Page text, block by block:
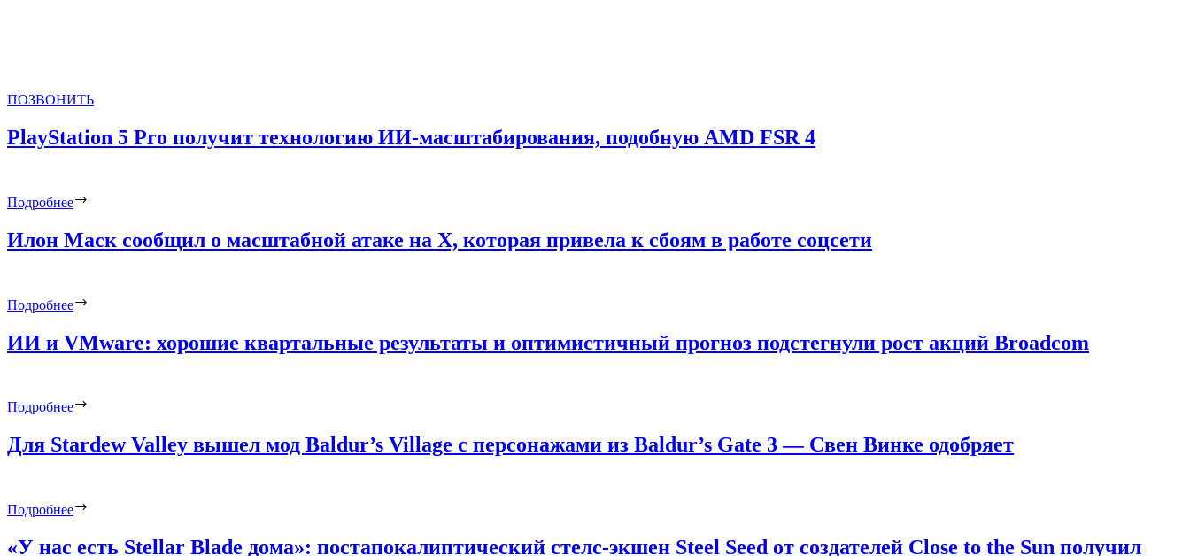
ПОЗВОНИТЬ
PlayStation 5 Pro получит технологию ИИ-масштабирования, подобную AMD FSR 4
Подробнее
Илон Маск сообщил о масштабной атаке на X, которая привела к сбоям в работе соцсети
Подробнее
ИИ и VMware: хорошие квартальные результаты и оптимистичный прогноз подстегнули рост акций Broadcom
Подробнее
Для Stardew Valley вышел мод Baldur’s Village с персонажами из Baldur’s Gate 3 — Свен Винке одобряет
Подробнее
«У нас есть Stellar Blade дома»: постапокалиптический стелс-экшен Steel Seed от создателей Close to the Sun получил